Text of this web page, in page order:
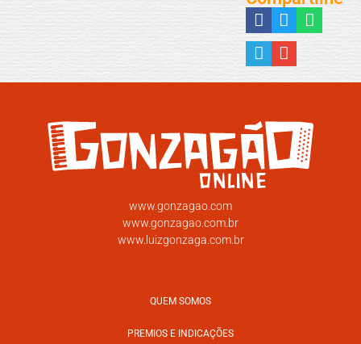
www.gonzagao.com
www.gonzagao.com.br
www.luizgonzaga.com.br
QUEM SOMOS
PREMIOS E INDICAÇÕES